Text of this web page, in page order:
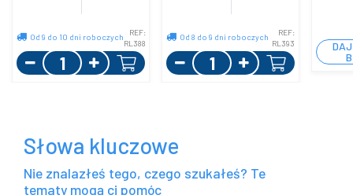
Od 9 do 10 dni roboczych
REF:
RL388
Ilość
Od 8 do 9 dni roboczych
REF:
RL393
Ilość
Słowa kluczowe
Nie znalazłeś tego, czego szukałeś? Te
tematy mogą ci pomóc